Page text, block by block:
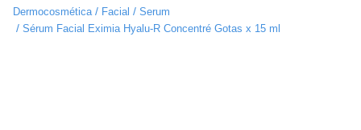
Dermocosmética / Facial / Serum
/ Sérum Facial Eximia Hyalu-R Concentré Gotas x 15 ml